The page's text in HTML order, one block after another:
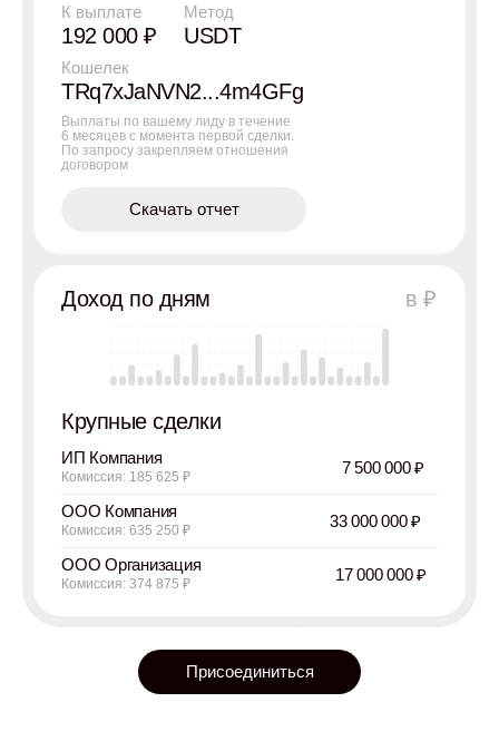
К выплате
192 000 ₽
Метод
USDT
Кошелек
TRq7xJaNVN2...4m4GFg
Выплаты по вашему лиду в течение
6 месяцев с момента первой сделки.
По запросу закрепляем отношения
договором
Скачать отчет
Доход по дням в ₽
Крупные сделки
Комиссия: 185 625 ₽ 7 500 000 ₽
ИП Компания
Комиссия: 635 250 ₽ 33 000 000 ₽
ООО Компания
Комиссия: 374 875 ₽ 17 000 000 ₽
ООО Организация
Присоединиться